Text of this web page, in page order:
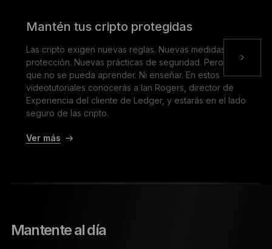
Mantén tus cripto protegidas
Las cripto exigen nuevas reglas. Nuevas medidas de
protección. Nuevas prácticas de seguridad. Pero nada
que no se pueda aprender. Ni enseñar. En estos
videotutoriales conocerás a Ian Rogers, director de
Experiencia del cliente de Ledger, y estarás en el lado
seguro de las cripto.
Ver más
Mantente al día